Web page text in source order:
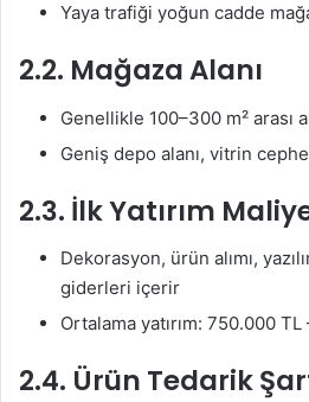
Yaya trafiği yoğun cadde
2.2. Mağaza Alanı
Genellikle 100–300 m² arası
Geniş depo alanı, vitrin
2.3. İlk Yatırım
Dekorasyon, ürün alımı,
giderleri içerir
Ortalama yatırım: 750.000
2.4. Ürün Tedarik